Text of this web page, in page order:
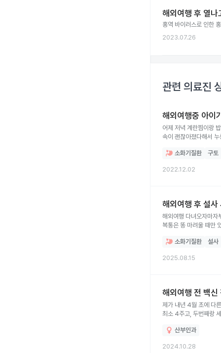
해외여행 후 열
홍역 바이러스로 인한
2023.07.26
관련 의료진
해외여행중 아이
어제 저녁 계란찜이랑
속이 괜찮아졌다해서 누룽지 끓여줬는데 또 다 토했어요ㅜㅜ 지금 상비약으로, 백초시럽, 스타빅, 람노느산 정장제, 감기약 이렇게있어서 두번째
소화기질환
구토
2022.12.02
해외여행 후 설사
해외여행 다녀오자마자
복통은 똥 마려울 때만
소화기질환
설사
2025.08.15
해외여행 전 백신
제가 내년 4월 초에 다
최소 4주고, 두번째랑
산부인과
2024.10.28